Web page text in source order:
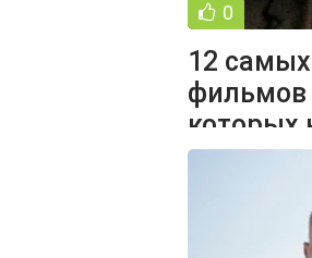
0
12
фильмов
которых